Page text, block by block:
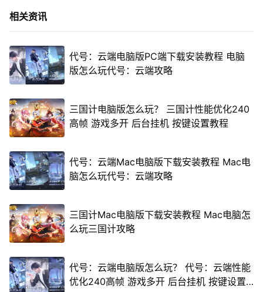
相关资讯
代号：云端电脑版PC端下载安装教程 电脑
版怎么玩代号：云端攻略
三国计电脑版怎么玩？ 三国计性能优化240
高帧 游戏多开 后台挂机 按键设置教程
代号：云端Mac电脑版下载安装教程 Mac电
脑怎么玩代号：云端攻略
三国计Mac电脑版下载安装教程 Mac电脑怎
么玩三国计攻略
代号：云端电脑版怎么玩？ 代号：云端性能
优化240高帧 游戏多开 后台挂机 按键设置